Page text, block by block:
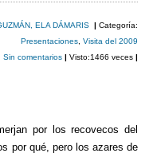
ELA DÁMARIS |Categoría:
Presentaciones ,Visita del 2009
Sin comentarios| Visto:1466 veces|
por los recovecos del
por qué, pero los azares de